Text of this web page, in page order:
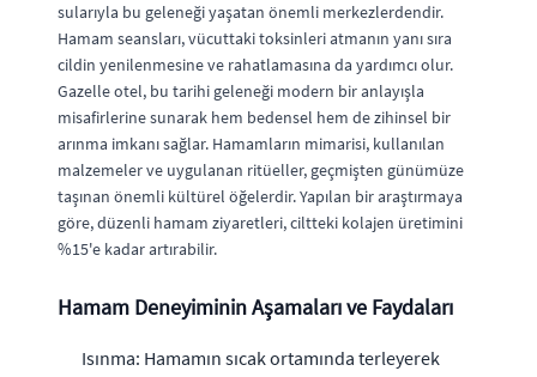
sularıyla bu geleneği yaşatan önemli merkezlerdendir.
Hamam seansları, vücuttaki toksinleri atmanın yanı sıra
cildin yenilenmesine ve rahatlamasına da yardımcı olur.
Gazelle otel, bu tarihi geleneği modern bir anlayışla
misafirlerine sunarak hem bedensel hem de zihinsel bir
arınma imkanı sağlar. Hamamların mimarisi, kullanılan
malzemeler ve uygulanan ritüeller, geçmişten günümüze
taşınan önemli kültürel öğelerdir. Yapılan bir araştırmaya
göre, düzenli hamam ziyaretleri, ciltteki kolajen üretimini
%15'e kadar artırabilir.
Hamam Deneyiminin Aşamaları ve Faydaları
Isınma: Hamamın sıcak ortamında terleyerek